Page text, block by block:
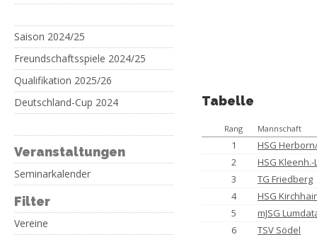
Saison 2024/25
Freundschaftsspiele 2024/25
Qualifikation 2025/26
Deutschland-Cup 2024
Veranstaltungen
Seminarkalender
Filter
Vereine
Tabelle
Rang Mannschaft
1
HSG
2
HSG Kleenh.-
3
TG Friedberg
4
HSG
5
mJSG
6
TSV Södel